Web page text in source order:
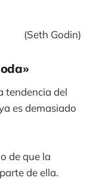
(Seth Godin)
tendencia del
es demasiado
de que la
de ella.